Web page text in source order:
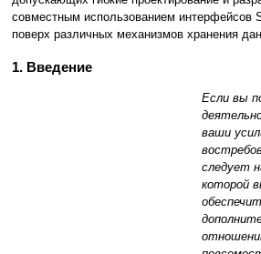
совместным использованием интерфейсов
поверх различных механизмов хранения
1. Введение
Если вы
ваши
следует
которой